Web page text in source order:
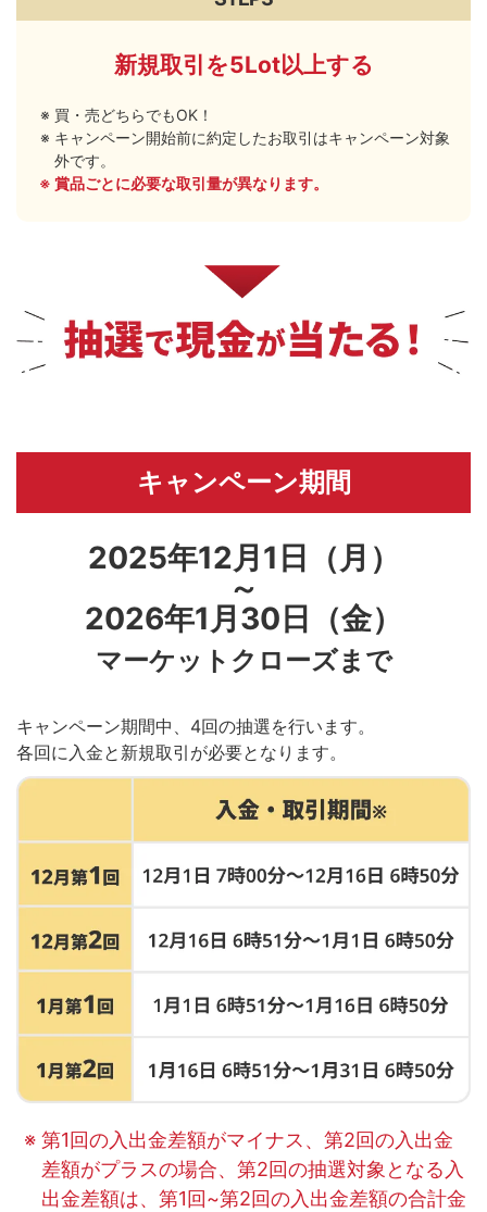
新規取引を5Lot以上する
買・売どちらでもOK！
キャンペーン開始前に約定したお取引はキャンペーン対象
外です。
賞品ごとに必要な取引量が異なります。
キャンペーン期間
2025年12月1日（月）
～
2026年1月30日（金）
マーケットクローズまで
キャンペーン期間中、4回の抽選を行います。
各回に入金と新規取引が必要となります。
第1回の入出金差額がマイナス、第2回の入出金
差額がプラスの場合、第2回の抽選対象となる入
出金差額は、第1回~第2回の入出金差額の合計金